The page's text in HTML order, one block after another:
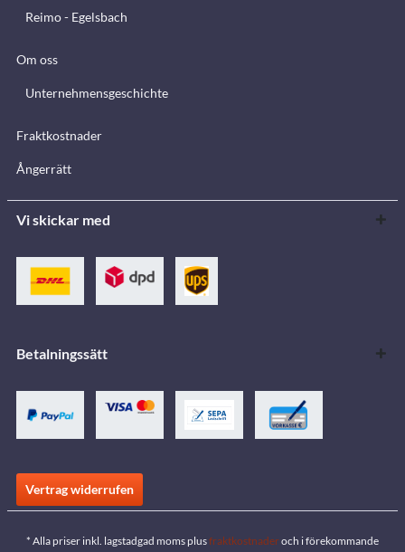
Reimo - Egelsbach
Om oss
Unternehmensgeschichte
Fraktkostnader
Ångerrätt
Vi skickar med
Betalningssätt
Vertrag widerrufen
* Alla priser inkl. lagstadgad moms plusfraktkostnaderoch i förekommande